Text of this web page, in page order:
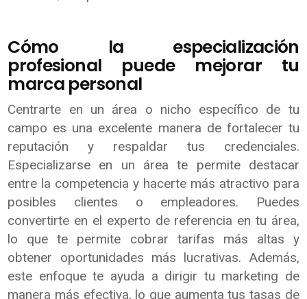
Cómo la especialización
profesional puede mejorar tu
marca personal
Centrarte en un área o nicho específico de tu
campo es una excelente manera de fortalecer tu
reputación y respaldar tus credenciales.
Especializarse en un área te permite destacar
entre la competencia y hacerte más atractivo para
posibles clientes o empleadores. Puedes
convertirte en el experto de referencia en tu área,
lo que te permite cobrar tarifas más altas y
obtener oportunidades más lucrativas. Además,
este enfoque te ayuda a dirigir tu marketing de
manera más efectiva, lo que aumenta tus tasas de